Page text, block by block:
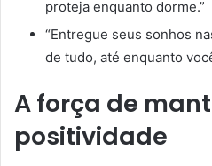
proteja enquanto dorme.”
“Entregue seus sonhos
de tudo, até enquanto
A força de
positividade